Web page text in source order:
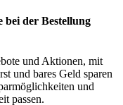
bei der Bestellung
und Aktionen, mit
und bares Geld sparen
und
passen.